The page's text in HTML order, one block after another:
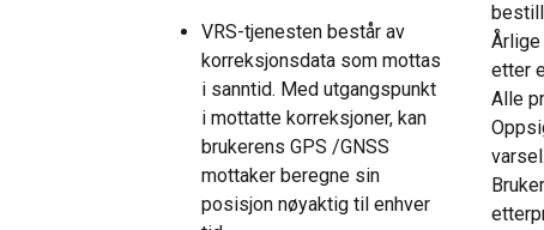
VRS-tjenesten består av
korreksjonsdata som mottas
i sanntid. Med utgangspunkt
i mottatte korreksjoner, kan
brukerens GPS /GNSS
mottaker beregne sin
posisjon nøyaktig til enhver
etter
Alle
varsel.